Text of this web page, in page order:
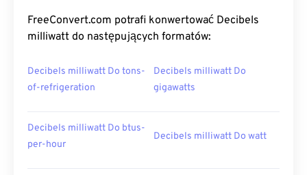
FreeConvert.com potrafi konwertować Decibels
milliwatt do następujących formatów:
Decibels milliwatt Do tons-
of-refrigeration
Decibels milliwatt Do
gigawatts
Decibels milliwatt Do btus-
per-hour
Decibels milliwatt Do watt